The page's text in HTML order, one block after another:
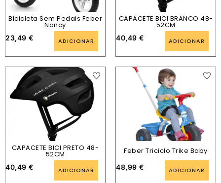
Bicicleta Sem Pedais Feber
Nancy
23,49 € ADICIONAR
CAPACETE BICI BRANCO 48-
52CM
40,49 € ADICIONAR
CAPACETE BICI PRETO 48-
52CM
40,49 € ADICIONAR
Feber Triciclo Trike Baby
48,99 € ADICIONAR